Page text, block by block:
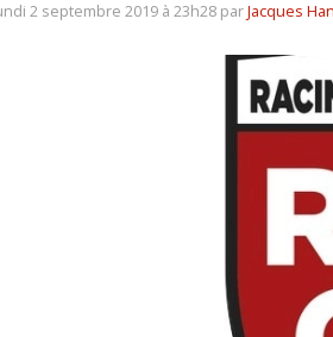
2 septembre 2019 à 23h28 parJacques